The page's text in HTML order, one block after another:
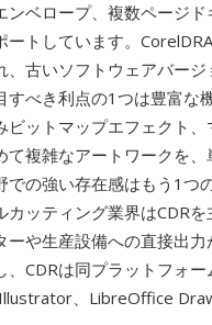
ンベロープ、複数ページ
ートしています。
、古いソフトウェアバー
すべき利点の1つは豊富
ビットマップエフェクト
て複雑なアートワークを
での強い存在感はもう1つ
カッティング業界はCDR
ーや生産設備への直接出
CDRは同プラットフォ
、LibreOffice